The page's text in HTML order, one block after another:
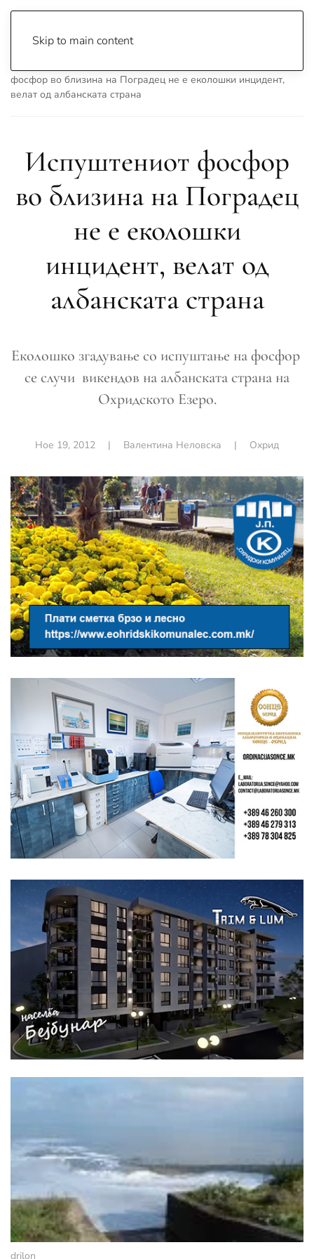
Skip to main content
фосфор во близина на Поградец не е еколошки инцидент,
велат од албанската страна
Испуштениот фосфор
во близина на Поградец
не е еколошки
инцидент, велат од
албанската страна
Еколошко згадување со испуштање на фосфор
се случи викендов на албанската страна на
Охридското Езеро.
Ное 19, 2012 | Валентина Неловска | Охрид
drilon